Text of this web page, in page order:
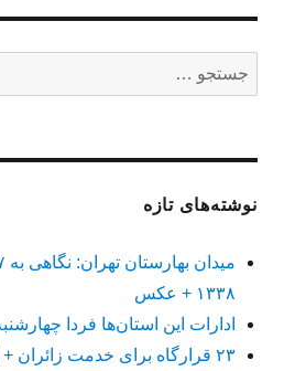
برای:
نوشته‌های تازه
۱۳۳۸ + عکس
ادارات این استان‌ها فردا
۲۳ قرارگاه برای خدمت زائران + اینفوگرافیک